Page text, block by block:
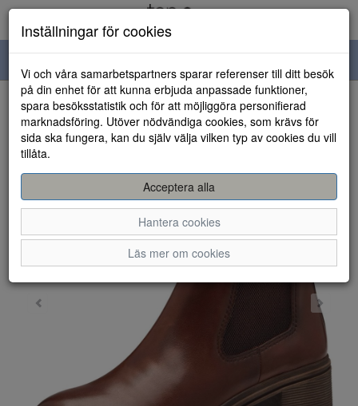
navigation
HEM
Inställningar för cookies
Vi och våra samarbetspartners sparar referenser till ditt besök
på din enhet för att kunna erbjuda anpassade funktioner,
spara besöksstatistik och för att möjliggöra personifierad
marknadsföring. Utöver nödvändiga cookies, som krävs för
sida ska fungera, kan du själv välja vilken typ av cookies du vill
tillåta.
Acceptera alla
Hantera cookies
Läs mer om cookies